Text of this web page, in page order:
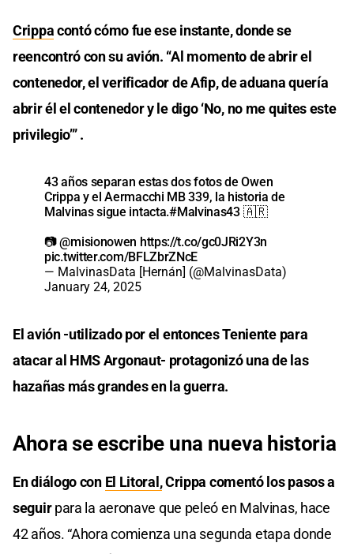
Crippacontó cómo fue ese instante, donde se
reencontró con su avión. “Al momento de abrir el
contenedor, el verificador de Afip, de aduana quería
abrir él el contenedor y le digo ‘No, no me quites este
privilegio’” .
43 años separan estas dos fotos de Owen
Crippa y el Aermacchi MB 339, la historia de
Malvinas sigue intacta.#Malvinas43🇦🇷
📷@misionowen https://t.co/gc0JRi2Y3n
pic.twitter.com/BFLZbrZNcE
— MalvinasData [Hernán] (@MalvinasData)
January 24, 2025
El avión -utilizado por el entonces Teniente para
atacar al HMS Argonaut- protagonizó una de las
hazañas más grandes en la guerra.
Ahora se escribe una nueva historia
En diálogo con El Litoral,Crippa comentó los pasos a
seguirpara la aeronave que peleó en Malvinas, hace
42 años. “Ahora comienza una segunda etapa donde